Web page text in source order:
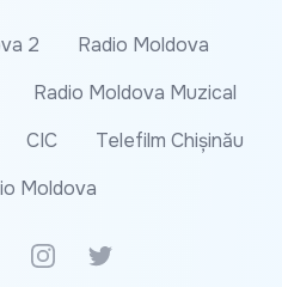
2
Radio Moldova
Radio Moldova Muzical
CIC
Telefilm Chișinău
Moldova
InstagramTwitter